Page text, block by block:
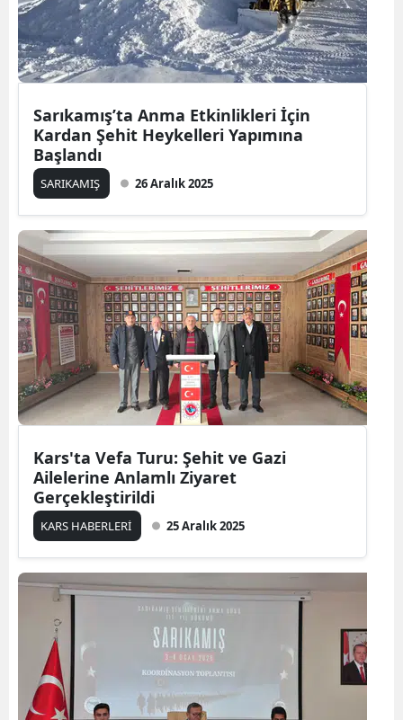
İzmir
Kars
Kastamonu
Kayseri
Kocaeli
Konya
Kütahya
Malatya
Manisa
Kahramanmaraş
Mardin
Niğde
Rize
Sakarya
Sarıkamış’ta Anma Etkinlikleri İçin
Kardan Şehit Heykelleri Yapımına
Başlandı
SARIKAMIŞ 26 Aralık 2025
Kars'ta Vefa Turu: Şehit ve Gazi
Ailelerine Anlamlı Ziyaret
Gerçekleştirildi
KARS HABERLERİ 25 Aralık 2025